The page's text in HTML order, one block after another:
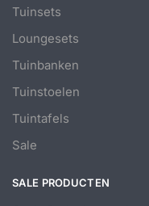
Tuinsets
Loungesets
Tuinbanken
Tuinstoelen
Tuintafels
Sale
SALE PRODUCTEN